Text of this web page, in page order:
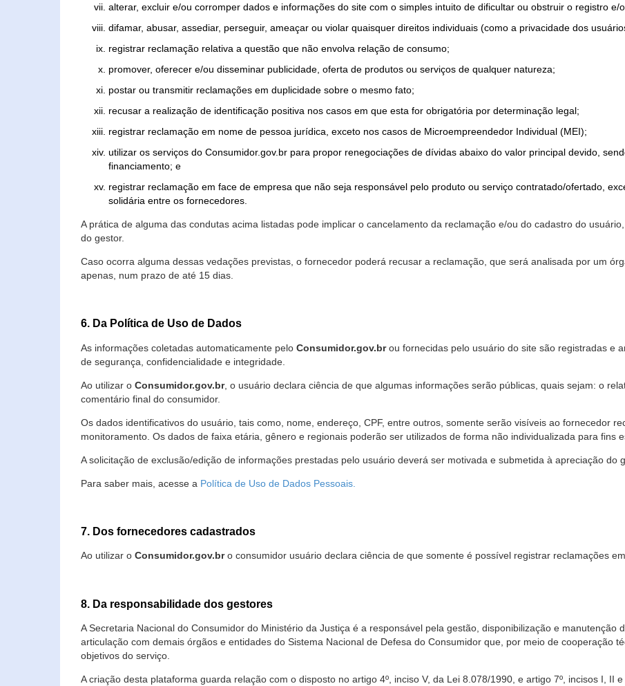
alterar, excluir e/ou corromper dados e informações do site com o simples intuito de dificultar ou obstruir o registro e/
difamar, abusar, assediar, perseguir, ameaçar ou violar quaisquer direitos individuais (como a privacidade dos
registrar reclamação relativa a questão que não envolva relação de consumo;
promover, oferecer e/ou disseminar publicidade, oferta de produtos ou serviços de qualquer natureza;
postar ou transmitir reclamações em duplicidade sobre o mesmo fato;
recusar a realização de identificação positiva nos casos em que esta for obrigatória por determinação legal;
registrar reclamação em nome de pessoa jurídica, exceto nos casos de Microempreendedor Individual (MEI);
utilizar os serviços do Consumidor.gov.br para propor renegociações de dívidas abaixo do valor principal devido,
financiamento; e
registrar reclamação em face de empresa que não seja responsável pelo produto ou serviço contratado/ofertado,
solidária entre os fornecedores.
A prática de alguma das condutas acima listadas pode implicar o cancelamento da reclamação e/ou do cadastro do
do gestor.
Caso ocorra alguma dessas vedações previstas, o fornecedor poderá recusar a reclamação, que será analisada por um
apenas, num prazo de até 15 dias.
6. Da Política de Uso de Dados
As informações coletadas automaticamente pelo Consumidor.gov.brou fornecidas pelo usuário do site são registradas e
de segurança, confidencialidade e integridade.
Ao utilizar o Consumidor.gov.br, o usuário declara ciência de que algumas informações serão públicas, quais sejam: o
comentário final do consumidor.
Os dados identificativos do usuário, tais como, nome, endereço, CPF, entre outros, somente serão visíveis ao fornecedor
monitoramento. Os dados de faixa etária, gênero e regionais poderão ser utilizados de forma não individualizada para fins
A solicitação de exclusão/edição de informações prestadas pelo usuário deverá ser motivada e submetida à apreciação do
Para saber mais, acesse a Política de Uso de Dados Pessoais.
7. Dos fornecedores cadastrados
Ao utilizar o Consumidor.gov.bro consumidor usuário declara ciência de que somente é possível registrar reclamações
8. Da responsabilidade dos gestores
A Secretaria Nacional do Consumidor do Ministério da Justiça é a responsável pela gestão, disponibilização e manutenção
articulação com demais órgãos e entidades do Sistema Nacional de Defesa do Consumidor que, por meio de cooperação
objetivos do serviço.
A criação desta plataforma guarda relação com o disposto no artigo 4º, inciso V, da Lei 8.078/1990, e artigo 7º, incisos I, II